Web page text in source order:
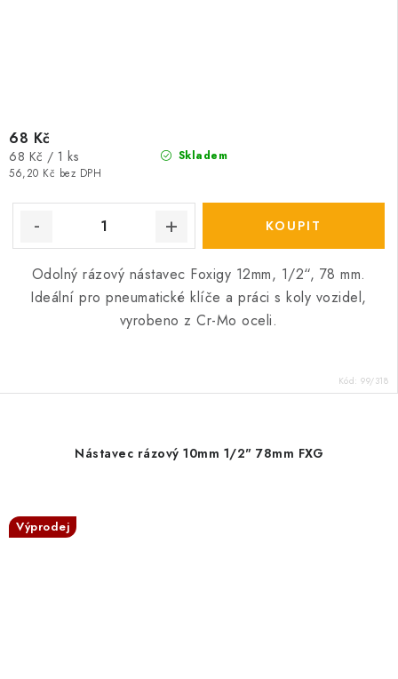
Skladem
56,20 Kč bez DPH
68 Kč
Měrná
cena:
68 Kč / 1 ks
Odolný rázový nástavec Foxigy 12mm, 1/2“, 78 mm.
Ideální pro pneumatické klíče a práci s koly vozidel,
vyrobeno z Cr-Mo oceli.
Kód: 99/318
Nástavec rázový 10mm 1/2" 78mm FXG
Výprodej